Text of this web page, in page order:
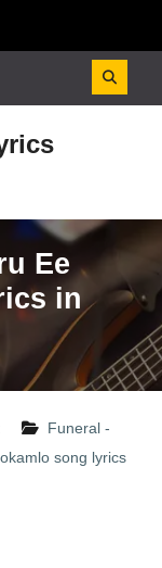
Ee
in
Funeral -
song lyrics